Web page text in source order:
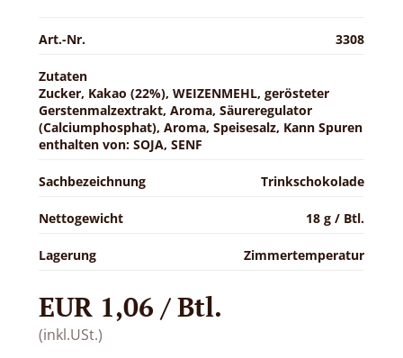
Art.-Nr. 3308
Zutaten
Zucker, Kakao (22%), WEIZENMEHL, gerösteter
Gerstenmalzextrakt, Aroma, Säureregulator
(Calciumphosphat), Aroma, Speisesalz, Kann Spuren
enthalten von: SOJA, SENF
Sachbezeichnung Trinkschokolade
Nettogewicht 18 g / Btl.
Lagerung Zimmertemperatur
EUR 1,06 / Btl.
(inkl.USt.)